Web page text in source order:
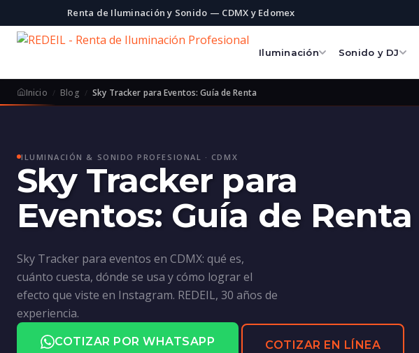
Renta de Iluminación y Sonido — CDMX y Edomex
Iluminación Sonido y DJ
Inicio Blog Sky Tracker para Eventos: Guía de Renta
ILUMINACIÓN & SONIDO PROFESIONAL · CDMX
Sky Tracker para
Eventos: Guía de Renta
Sky Tracker para eventos en CDMX: qué es,
cuánto cuesta, dónde se usa y cómo lograr el
efecto que viste en Instagram. REDEIL, 30 años de
experiencia.
COTIZAR POR WHATSAPP COTIZAR EN LÍNEA